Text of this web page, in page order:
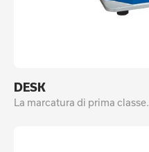
DESK
La marcatura di prima classe.